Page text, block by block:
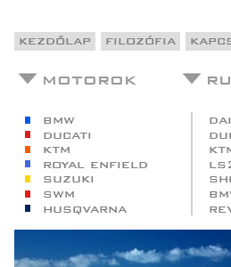
kezdőlap filozófia
motorok
bmw
ducati
ktm
royal enfield
suzuki
swm
husqvarna